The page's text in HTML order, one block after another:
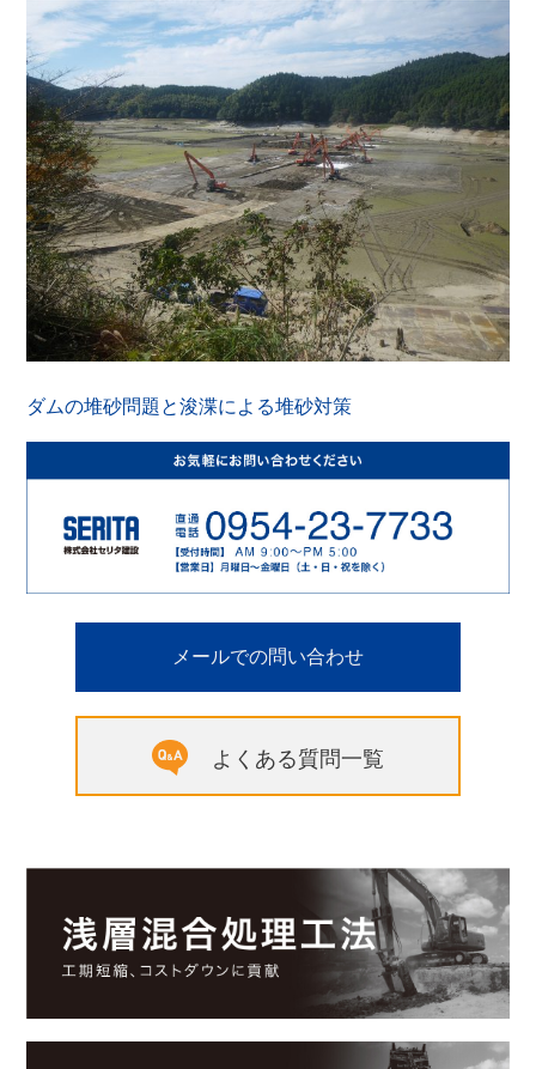
ダムの堆砂問題と浚渫による堆砂対策
メールでの問い合わせ
よくある質問一覧